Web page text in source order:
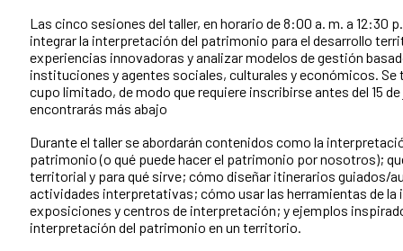
Las cinco sesiones del taller, en horario de 8:00 a. m. a 12:30
integrar la interpretación del patrimonio para el desarrollo
experiencias innovadoras y analizar modelos de gestión
instituciones y agentes sociales, culturales y económicos. Se
cupo limitado, de modo que requiere inscribirse antes del 15
encontrarás más abajo
Durante el taller se abordarán contenidos como la
patrimonio (o qué puede hacer el patrimonio por nosotros);
territorial y para qué sirve; cómo diseñar itinerarios guiados/
actividades interpretativas; cómo usar las herramientas de
exposiciones y centros de interpretación; y ejemplos
interpretación del patrimonio en un territorio.